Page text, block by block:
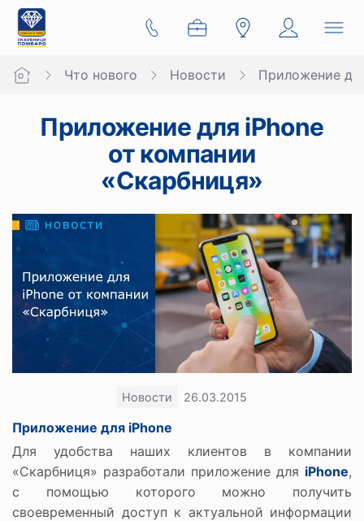
Что нового Новости Приложение
Приложение для iPhone
от компании
«Скарбниця»
Новости 26.03.2015
Приложение для iPhone
Для удобства наших клиентов в компании
«Скарбниця» разработали приложение для iPhone,
с помощью которого можно получить
своевременный доступ к актуальной информации